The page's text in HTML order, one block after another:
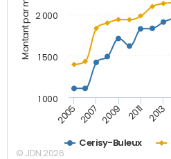
Cerisy-Buleux
2005 2007 2009 2011 2013
1 000
1 500
2 000
© JDN 2026